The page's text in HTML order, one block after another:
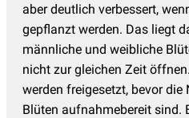
aber deutlich verbessert,
gepflanzt werden. Das liegt
männliche und weibliche
nicht zur gleichen Zeit
werden freigesetzt, bevor die
Blüten aufnahmebereit sind.